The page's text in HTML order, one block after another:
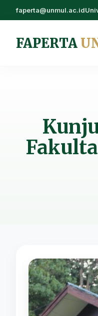
faperta@unmul.ac.id
FAPERTA